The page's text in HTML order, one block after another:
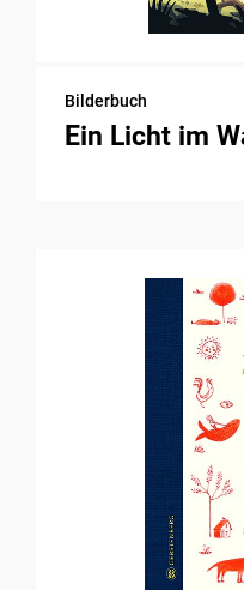
Bilderbuch
Ein Licht im